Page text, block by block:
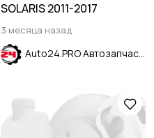
SOLARIS 2011-2017
3 месяца назад
Auto24.PRO Автозапчасти